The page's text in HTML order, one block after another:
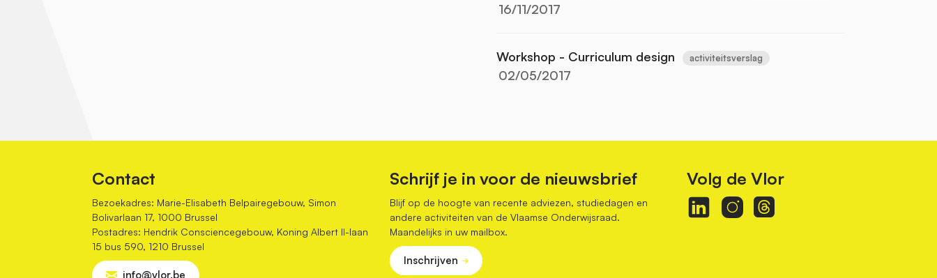
16/11/2017
Workshop - Curriculum design activiteitsverslag
02/05/2017
Contact
Bezoekadres: Marie-Elisabeth Belpairegebouw, Simon
Bolivarlaan 17, 1000 Brussel
Postadres: Hendrik Consciencegebouw, Koning Albert II-laan
15 bus 590, 1210 Brussel
info@vlor.be
Schrijf je in voor de nieuwsbrief
Blijf op de hoogte van recente adviezen, studiedagen en
andere activiteiten van de Vlaamse Onderwijsraad.
Maandelijks in uw mailbox.
Inschrijven
Volg de Vlor